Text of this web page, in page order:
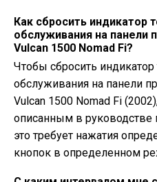
Как сбросить индикатор
обслуживания на панели
Vulcan 1500 Nomad Fi?
Чтобы сбросить индикатор
обслуживания на панели
Vulcan 1500 Nomad Fi
описанным в руководстве
это требует нажатия
кнопок в определенном